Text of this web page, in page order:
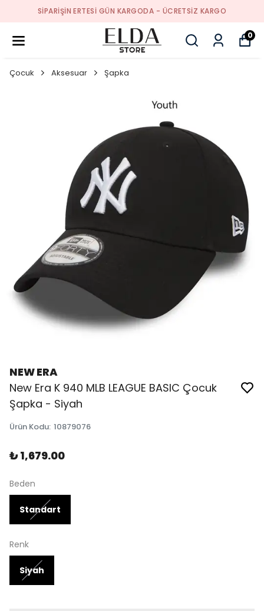
SIPARIŞIN ERTESI GÜN KARGODA - ÜCRETSIZ KARGO
0
Çocuk Aksesuar Şapka
NEW ERA
New Era K 940 MLB LEAGUE BASIC Çocuk
Şapka - Siyah
Ürün Kodu: 10879076
₺ 1,679.00
Beden
Standart
Renk
Siyah